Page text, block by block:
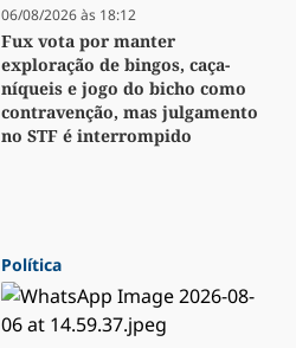
06/08/2026 às 18:12
Fux vota por manter
exploração de bingos, caça-
níqueis e jogo do bicho como
contravenção, mas julgamento
no STF é interrompido
Política